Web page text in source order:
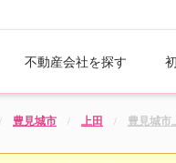
不動産会社を探す
豊見城市 上田 豊見城市